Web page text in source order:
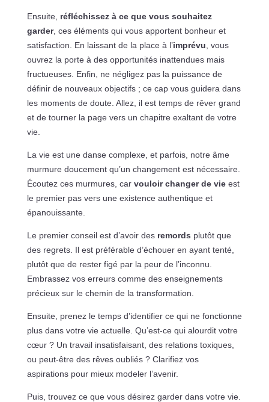
Ensuite, réfléchissez à ce que vous souhaitez
garder, ces éléments qui vous apportent bonheur et
satisfaction. En laissant de la place à l’imprévu , vous
ouvrez la porte à des opportunités inattendues mais
fructueuses. Enfin, ne négligez pas la puissance de
définir de nouveaux objectifs ; ce cap vous guidera dans
les moments de doute. Allez, il est temps de rêver grand
et de tourner la page vers un chapitre exaltant de votre
vie.
La vie est une danse complexe, et parfois, notre âme
murmure doucement qu’un changement est nécessaire.
Écoutez ces murmures, car vouloir changer de vieest
le premier pas vers une existence authentique et
épanouissante.
Le premier conseil est d’avoir des remords plutôt que
des regrets. Il est préférable d’échouer en ayant tenté,
plutôt que de rester figé par la peur de l’inconnu.
Embrassez vos erreurs comme des enseignements
précieux sur le chemin de la transformation.
Ensuite, prenez le temps d’identifier ce qui ne fonctionne
plus dans votre vie actuelle. Qu’est-ce qui alourdit votre
cœur ? Un travail insatisfaisant, des relations toxiques,
ou peut-être des rêves oubliés ? Clarifiez vos
aspirations pour mieux modeler l’avenir.
Puis, trouvez ce que vous désirez garder dans votre vie.